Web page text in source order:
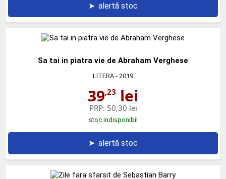
➤ alertă stoc
Sa tai in piatra vie de Abraham Verghese
LITERA - 2019
39,23 lei
PRP: 50,30 lei
stoc indisponibil
➤ alertă stoc